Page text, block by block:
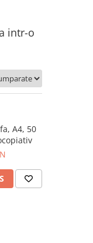
intr-o
A4, 50